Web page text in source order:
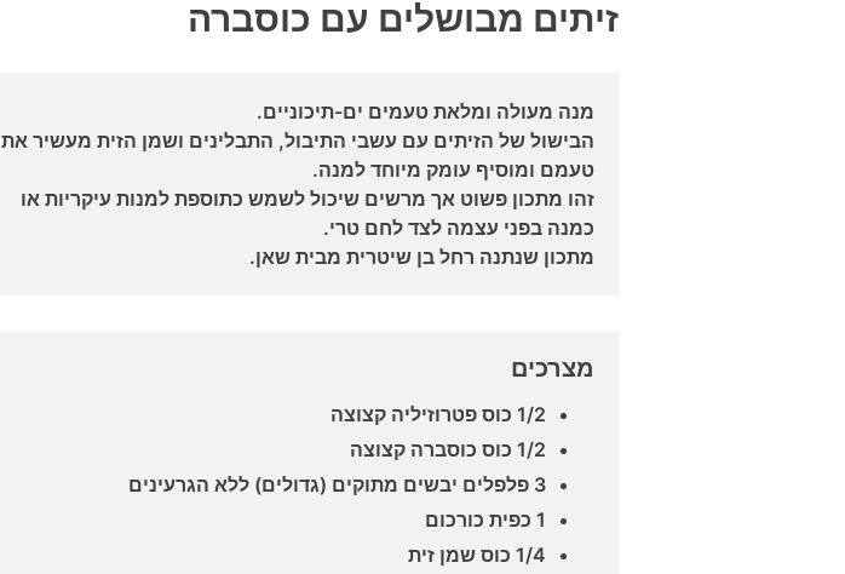
זיתים מבושלים עם כוסברה
מנה מעולה ומלאת טעמים ים-תיכוניים.
הבישול של הזיתים עם עשבי התיבול, התבלינים ושמן הזית מעשיר את
טעמם ומוסיף עומק מיוחד למנה.
זהו מתכון פשוט אך מרשים שיכול לשמש כתוספת למנות עיקריות או
כמנה בפני עצמה לצד לחם טרי.
מתכון שנתנה רחל בן שיטרית מבית שאן.
מצרכים
1/2 כוס פטרוזיליה קצוצה
1/2 כוס כוסברה קצוצה
3 פלפלים יבשים מתוקים (גדולים) ללא הגרעינים
1 כפית כורכום
1/4 כוס שמן זית